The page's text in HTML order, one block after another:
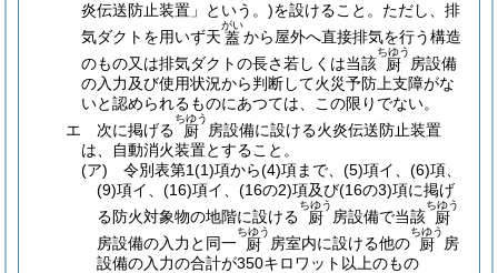
炎伝送防止装置」という。)を設けること。 ただし、排
気ダクトを用いず天 蓋
がい
から屋外へ直接排気を行う構造
のもの又は排気ダクトの長さ若しくは当該
厨
ちゆう
房設備
の入力及び使用状況から判断して火災予防上支障がな
いと認められるものにあつては、この限りでない。
エ
次に掲げる 厨
ちゆう
房設備に設ける火炎伝送防止装置
は、自動消火装置とすること。
(ア)
令別表第1(1)項から(4)項まで、(5)項イ、(6)項、
(9)項イ、(16)項イ、(16の2)項及び(16の3)項に掲げ
る防火対象物の地階に設ける
厨
ちゆう
房設備で当該 厨
ちゆう
房設備の入力と同一 厨
ちゆう
房室内に設ける他の 厨
ちゆう
房
設備の入力の合計が350キロワット以上のもの